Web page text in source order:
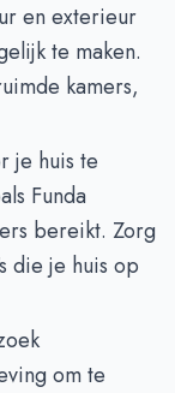
en exterieur
te maken.
kamers,
je huis te
Funda
bereikt. Zorg
die je huis op
om te